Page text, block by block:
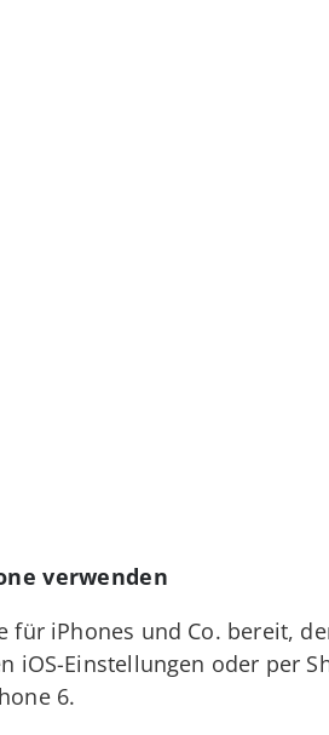
verwenden
für iPhones und Co. bereit,
iOS-Einstellungen oder per
6.